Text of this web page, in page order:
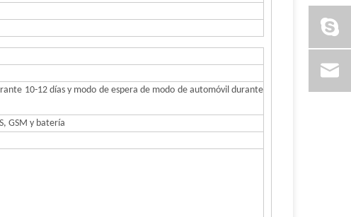
10-12 días y modo de espera de modo de automóvil durante
GSM y batería